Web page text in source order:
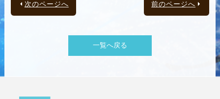
次のページへ 前のページへ
一覧へ戻る